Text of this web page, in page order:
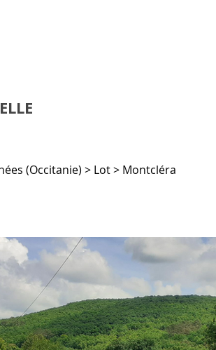
(Occitanie) > Lot > Montcléra